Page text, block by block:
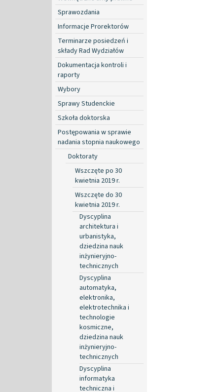
Sprawozdania
Informacje Prorektorów
Terminarze posiedzeń i
składy Rad Wydziałów
Dokumentacja kontroli i
raporty
Wybory
Sprawy Studenckie
Szkoła doktorska
Postępowania w sprawie
nadania stopnia naukowego
Doktoraty
Wszczęte po 30
kwietnia 2019 r.
Wszczęte do 30
kwietnia 2019 r.
Dyscyplina
architektura i
urbanistyka,
dziedzina nauk
inżynieryjno-
technicznych
Dyscyplina
automatyka,
elektronika,
elektrotechnika i
technologie
kosmiczne,
dziedzina nauk
inżynieryjno-
technicznych
Dyscyplina
informatyka
techniczna i